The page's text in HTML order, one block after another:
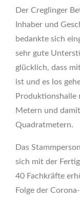
Der Creglinger
Inhaber und
bedankte sich
sehr gute
glücklich, dass
ist und es los
Produktionshalle
Metern und
Quadratmetern.
Das
sich mit der
40 Fachkräfte
Folge der